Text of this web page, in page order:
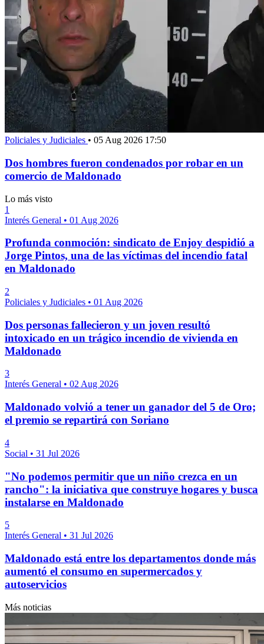
Policiales y Judiciales • 05 Aug 2026 17:50
Dos hombres fueron condenados por robar en un
comercio de Maldonado
Lo más visto
1
Interés General • 01 Aug 2026
Profunda conmoción: sindicato de Enjoy despidió a
Jorge Pintos, una de las víctimas del incendio fatal
en Maldonado
2
Policiales y Judiciales • 01 Aug 2026
Dos personas fallecieron y un joven resultó
intoxicado en un trágico incendio de vivienda en
Maldonado
3
Interés General • 02 Aug 2026
Maldonado volvió a tener un ganador del 5 de Oro;
el premio se repartirá con Soriano
4
Social • 31 Jul 2026
"No podemos permitir que un niño crezca en un
rancho": la iniciativa que construye hogares y busca
instalarse en Maldonado
5
Interés General • 31 Jul 2026
Maldonado está entre los departamentos donde más
aumentó el consumo en supermercados y
autoservicios
Más noticias